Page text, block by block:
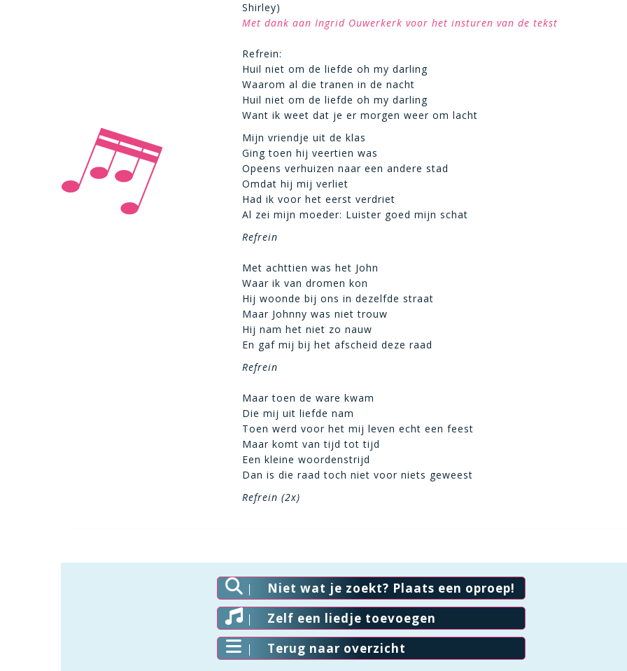
Shirley)
Met dank aan Ingrid Ouwerkerk voor het insturen van de tekst
Refrein:
Huil niet om de liefde oh my darling
Waarom al die tranen in de nacht
Huil niet om de liefde oh my darling
Want ik weet dat je er morgen weer om lacht
Mijn vriendje uit de klas
Ging toen hij veertien was
Opeens verhuizen naar een andere stad
Omdat hij mij verliet
Had ik voor het eerst verdriet
Al zei mijn moeder: Luister goed mijn schat
Refrein
Met achttien was het John
Waar ik van dromen kon
Hij woonde bij ons in dezelfde straat
Maar Johnny was niet trouw
Hij nam het niet zo nauw
En gaf mij bij het afscheid deze raad
Refrein
Maar toen de ware kwam
Die mij uit liefde nam
Toen werd voor het mij leven echt een feest
Maar komt van tijd tot tijd
Een kleine woordenstrijd
Dan is die raad toch niet voor niets geweest
Refrein (2x)
Niet wat je zoekt? Plaats een oproep!
Zelf een liedje toevoegen
Terug naar overzicht